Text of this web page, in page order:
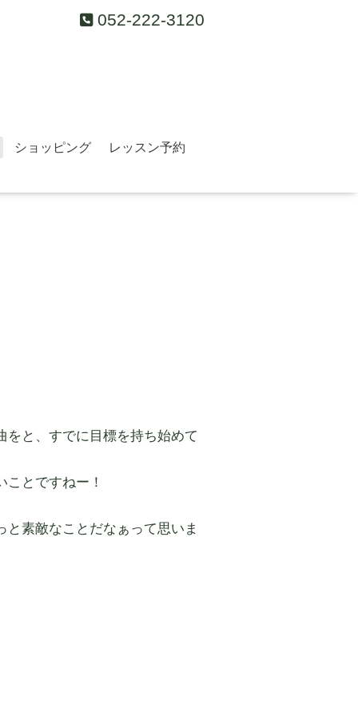
052-222-3120
ショッピング レッスン予約
と、すでに目標を持ち始めて
とですねー！
素敵なことだなぁって思いま